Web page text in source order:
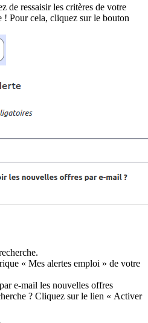
de ressaisir les critères de votre
! Pour cela, cliquez sur le bouton
« Mes alertes emploi » de votre
e-mail les nouvelles offres
? Cliquez sur le lien « Activer